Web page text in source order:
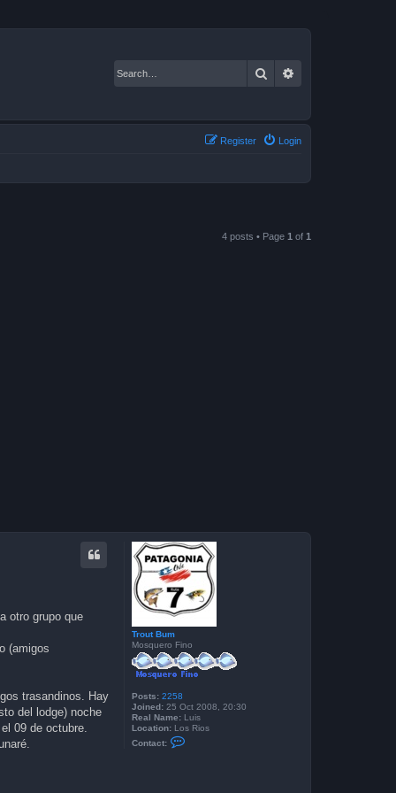
Search
Login
Register
4 posts • Page 1 of 1
Trout Bum
Mosquero Fino
Posts: 2258
Joined: 25 Oct 2008, 20:30
Real Name: Luis
Location: Los Rios
Contact:
otro grupo que
(amigos
trasandinos. Hay
del lodge) noche
09 de octubre.